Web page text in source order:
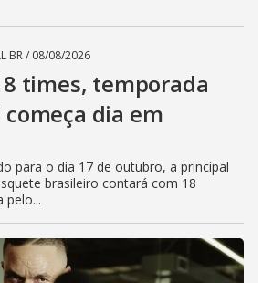
BR/ 08/08/2026
times, temporada
começa dia em
para o dia 17 de outubro, a principal
brasileiro contará com 18
pelo...